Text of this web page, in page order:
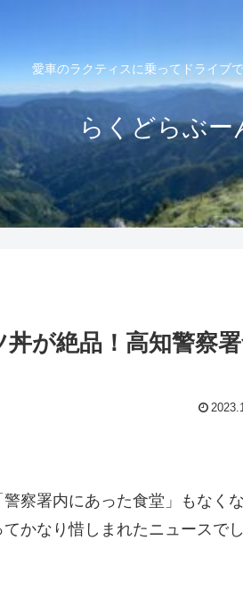
愛車のラクティスに乗ってドライブ
らくどらぶー
が絶品！高知警察
察署内にあった食堂」もなくな
かなり惜しまれたニュースでし